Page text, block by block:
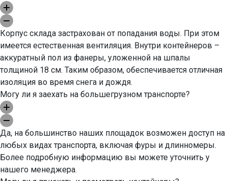
Корпус склада застрахован от попадания воды. При этом
имеется естественная вентиляция. Внутри контейнеров –
аккуратный пол из фанеры, уложенной на шпалы
толщиной 18 см. Таким образом, обеспечивается отличная
изоляция во время снега и дождя.
Могу ли я заехать на большегрузном транспорте?
Да, на большинство наших площадок возможен доступ на
любых видах транспорта, включая фуры и длинномеры.
Более подробную информацию вы можете уточнить у
нашего менеджера.